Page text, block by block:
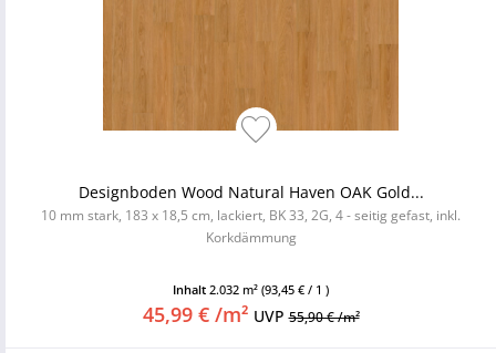
Designboden Wood Natural Haven OAK Gold...
10 mm stark, 183 x 18,5 cm, lackiert, BK 33, 2G, 4 - seitig gefast, inkl.
Korkdämmung
Inhalt 2.032 m² (93,45 € / 1 )
45,99 € /m² UVP55,90 € /m²